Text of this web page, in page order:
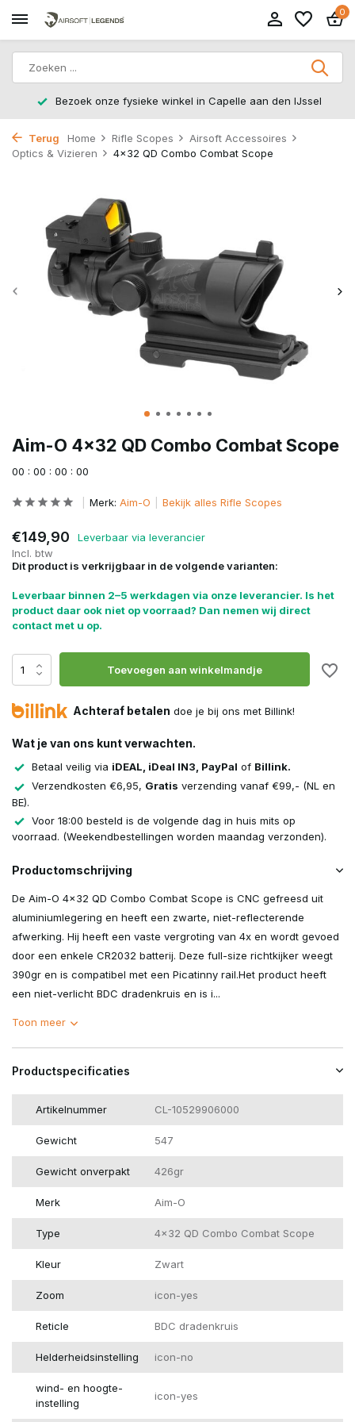
0
aan den IJssel 14 dagen retourtermijn – zonder
Terug Home Rifle Scopes
Airsoft Accessoires
Optics & Vizieren
4x32 QD Combo Combat Scope
Aim-O 4x32 QD Combo Combat Scope
00 : 00 : 00 : 00
Merk: Aim-O Bekijk alles Rifle Scopes
€149,90
Leverbaar via leverancier
Incl. btw
Dit product is verkrijgbaar in de volgende varianten:
Leverbaar binnen 2–5 werkdagen via onze leverancier. Is het
product daar ook niet op voorraad? Dan nemen wij direct
contact met u op.
Toevoegen aan winkelmandje
Achteraf betalen doe je bij ons met Billink!
Wat je van ons kunt verwachten.
Betaal veilig via iDEAL, iDeal IN3, PayPal of Billink.
Verzendkosten €6,95, Gratis verzending vanaf €99,- (NL en
BE).
Voor 18:00 besteld is de volgende dag in huis mits op
voorraad. (Weekendbestellingen worden maandag verzonden).
Productomschrijving
De Aim-O 4x32 QD Combo Combat Scope is CNC gefreesd uit
aluminiumlegering en heeft een zwarte, niet-reflecterende
afwerking. Hij heeft een vaste vergroting van 4x en wordt gevoed
door een enkele CR2032 batterij. Deze full-size richtkijker weegt
390gr en is compatibel met een Picatinny rail.Het product heeft
een niet-verlicht BDC dradenkruis en is i...
Toon meer
Productspecificaties
Artikelnummer CL-10529906000
Gewicht 547
Gewicht onverpakt 426gr
Merk Aim-O
Type 4x32 QD Combo Combat Scope
Kleur Zwart
Zoom icon-yes
Reticle BDC dradenkruis
Helderheidsinstelling icon-no
wind- en hoogte-
instelling
icon-yes